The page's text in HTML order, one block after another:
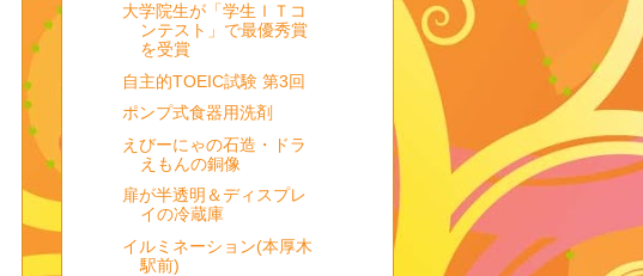
大学院生が「学生ＩＴコ
ンテスト」で最優秀賞
を受賞
自主的TOEIC試験 第3回
ポンプ式食器用洗剤
えびーにゃの石造・ドラ
えもんの銅像
扉が半透明＆ディスプレ
イの冷蔵庫
イルミネーション(本厚木
駅前)